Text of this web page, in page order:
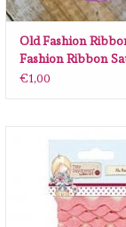
Old Fashion
Fashion Ribbon
Peony OLDSB49
€1,00
Rac Roze
ZUM WARENKORB